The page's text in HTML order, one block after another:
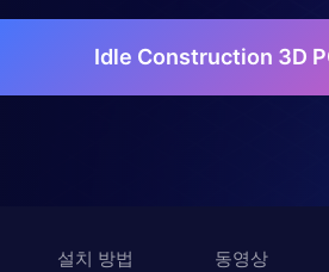
Idle Construction 3D
설치 방법 동영상